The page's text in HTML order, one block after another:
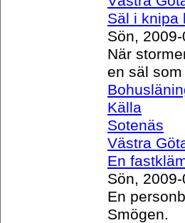
Säl i knipa
Sön,
När
en säl
Källa
Sotenäs
Västra
En
Sön,
En
Smögen.